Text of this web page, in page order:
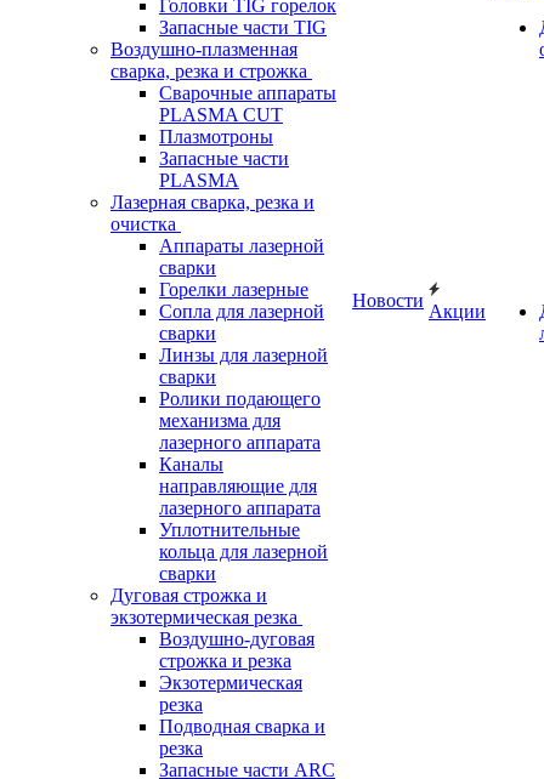
Головки TIG горелок
Запасные части TIG
Воздушно-плазменная
сварка, резка и строжка
Сварочные аппараты
PLASMA CUT
Плазмотроны
Запасные части
PLASMA
Лазерная сварка, резка и
очистка
Аппараты лазерной
сварки
Горелки лазерные
Сопла для лазерной
сварки
Линзы для лазерной
сварки
Ролики подающего
механизма для
лазерного аппарата
Каналы
направляющие для
лазерного аппарата
Уплотнительные
кольца для лазерной
сварки
Дуговая строжка и
экзотермическая резка
Воздушно-дуговая
строжка и резка
Экзотермическая
резка
Подводная сварка и
резка
Запасные части ARC
Новости
Акции